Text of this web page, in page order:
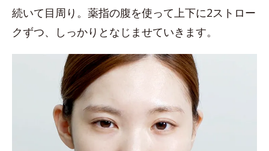
続いて目周り。薬指の腹を使って上下に2ストロー
クずつ、しっかりとなじませていきます。